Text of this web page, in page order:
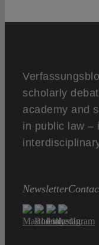
scholarly
academy and
in public law –
Newsletter